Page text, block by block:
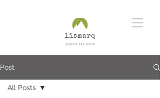
Post
All Posts